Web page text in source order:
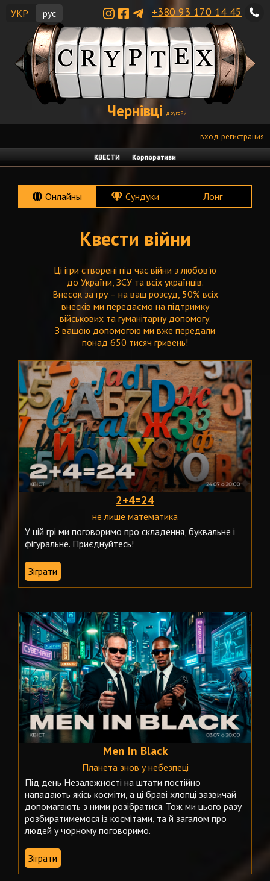
+380 93 170 14 45
Чернівці другой?
вход регистрация
КВЕСТИ Корпоративи
УКР рус
Онлайны Сундуки Лонг
Квести війни
Ці ігри створені під час війни з любов'ю
до України, ЗСУ та всіх українців.
Внесок за гру – на ваш розсуд, 50% всіх
внесків ми передаємо на підтримку
військових та гуманітарну допомогу.
З вашою допомогою ми вже передали
понад 650 тисяч гривень!
2+4=24
не лише математика
У цій грі ми поговоримо про складення, буквальне і
фігуральне. Приєднуйтесь!
Зіграти
Men In Black
Планета знов у небезпеці
Під день Незалежності на штати постійно
нападають якісь косміти, а ці браві хлопці зазвичай
допомагають з ними розібратися. Тож ми цього разу
розбиратимемося із космітами, та й загалом про
людей у чорному поговоримо.
Зіграти